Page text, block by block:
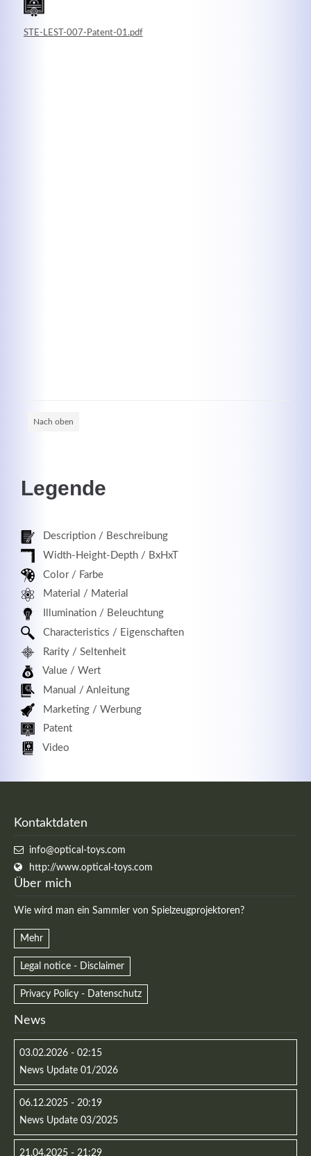
STE-LEST-007-Patent-01.pdf
Nach oben
Legende
Description / Beschreibung
Width-Height-Depth / BxHxT
Color / Farbe
Material / Material
Illumination / Beleuchtung
Characteristics / Eigenschaften
Rarity / Seltenheit
Value / Wert
Manual / Anleitung
Marketing / Werbung
Patent
Video
Kontaktdaten
info@optical-toys.com
http://www.optical-toys.com
Über mich
Wie wird man ein Sammler von Spielzeugprojektoren?
Mehr
Legal notice - Disclaimer
Privacy Policy - Datenschutz
News
03.02.2026 - 02:15
News Update 01/2026
06.12.2025 - 20:19
News Update 03/2025
21.04.2025 - 21:29
Kontaktdaten